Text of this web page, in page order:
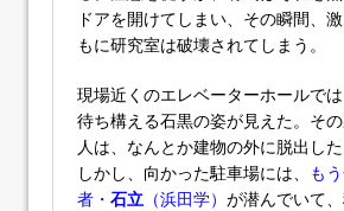
ドアを開けてしまい、その瞬間、
もに研究室は破壊されてしまう。
現場近くのエレベーターホールで
待ち構える石黒の姿が見えた。そ
人は、なんとか建物の外に脱出した
しかし、向かった駐車場には、
も
者・ 石立 （浜田学） が潜んでいて